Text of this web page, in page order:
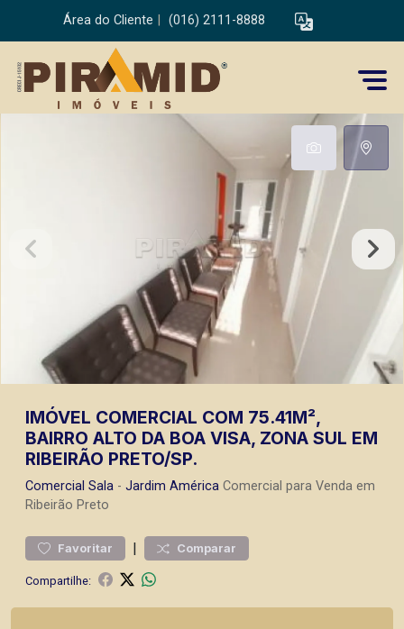
Área do Cliente (016) 2111-8888
IMÓVEL COMERCIAL COM 75.41M²,
BAIRRO ALTO DA BOA VISA, ZONA SUL EM
RIBEIRÃO PRETO/SP.
Comercial Sala - Jardim América Comercial para Venda em
Ribeirão Preto
Favoritar | Comparar
Compartilhe: